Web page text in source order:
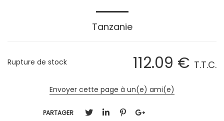
Tanzanie
112.09 € T.T.C.
Rupture de stock
Envoyer cette page à un(e) ami(e)
PARTAGER